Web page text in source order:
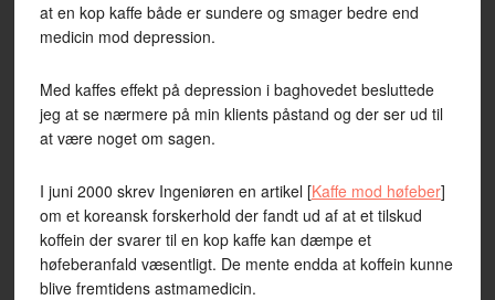
at en kop kaffe både er sundere og smager bedre end
medicin mod depression.
Med kaffes effekt på depression i baghovedet besluttede
jeg at se nærmere på min klients påstand og der ser ud til
at være noget om sagen.
I juni 2000 skrev Ingeniøren en artikel [Kaffe mod høfeber]
om et koreansk forskerhold der fandt ud af at et tilskud
koffein der svarer til en kop kaffe kan dæmpe et
høfeberanfald væsentligt. De mente endda at koffein kunne
blive fremtidens astmamedicin.